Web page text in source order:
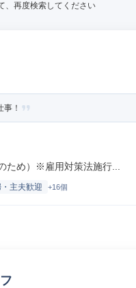
、再度検索してください
！
ため）※雇用対策法施行...
・主夫歓迎 +16個